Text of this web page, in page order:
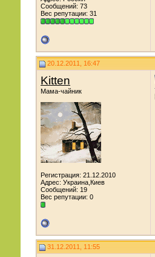
Сообщений: 73
Вес репутации: 31
20.12.2011, 16:47
Kitten
Мама-чайник
Регистрация: 21.12.2010
Адрес: Украина,Киев
Сообщений: 19
Вес репутации: 0
31.12.2011, 11:55